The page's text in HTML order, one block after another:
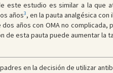
este estudio es similar a la que
años3, en la pauta analgésica
años con OMA no
de esta pauta puede aumentar
en la decisión de utilizar